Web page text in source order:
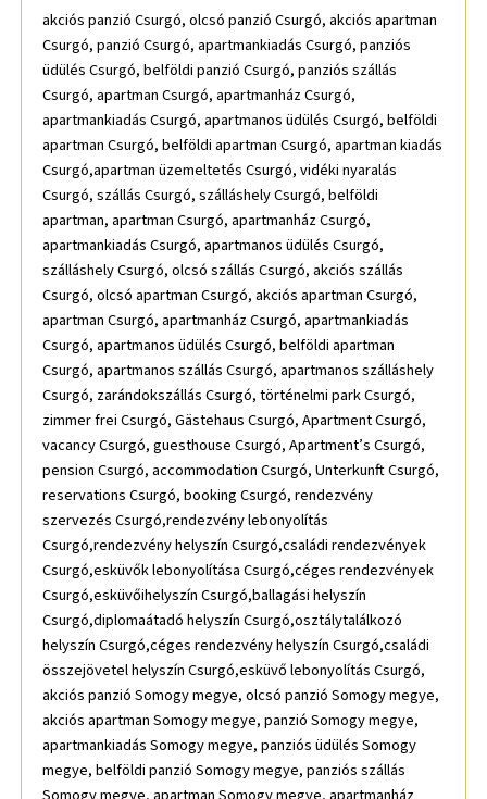
akciós panzió Csurgó, olcsó panzió Csurgó, akciós apartman
Csurgó, panzió Csurgó, apartmankiadás Csurgó, panziós
üdülés Csurgó, belföldi panzió Csurgó, panziós szállás
Csurgó, apartman Csurgó, apartmanház Csurgó,
apartmankiadás Csurgó, apartmanos üdülés Csurgó, belföldi
apartman Csurgó, belföldi apartman Csurgó, apartman kiadás
Csurgó,apartman üzemeltetés Csurgó, vidéki nyaralás
Csurgó, szállás Csurgó, szálláshely Csurgó, belföldi
apartman, apartman Csurgó, apartmanház Csurgó,
apartmankiadás Csurgó, apartmanos üdülés Csurgó,
szálláshely Csurgó, olcsó szállás Csurgó, akciós szállás
Csurgó, olcsó apartman Csurgó, akciós apartman Csurgó,
apartman Csurgó, apartmanház Csurgó, apartmankiadás
Csurgó, apartmanos üdülés Csurgó, belföldi apartman
Csurgó, apartmanos szállás Csurgó, apartmanos szálláshely
Csurgó, zarándokszállás Csurgó, történelmi park Csurgó,
zimmer frei Csurgó, Gästehaus Csurgó, Apartment Csurgó,
vacancy Csurgó, guesthouse Csurgó, Apartment’s Csurgó,
pension Csurgó, accommodation Csurgó, Unterkunft Csurgó,
reservations Csurgó, booking Csurgó, rendezvény
szervezés Csurgó,rendezvény lebonyolítás
Csurgó,rendezvény helyszín Csurgó,családi rendezvények
Csurgó,esküvők lebonyolítása Csurgó,céges rendezvények
Csurgó,esküvőihelyszín Csurgó,ballagási helyszín
Csurgó,diplomaátadó helyszín Csurgó,osztálytalálkozó
helyszín Csurgó,céges rendezvény helyszín Csurgó,családi
összejövetel helyszín Csurgó,esküvő lebonyolítás Csurgó,
akciós panzió Somogy megye, olcsó panzió Somogy megye,
akciós apartman Somogy megye, panzió Somogy megye,
apartmankiadás Somogy megye, panziós üdülés Somogy
megye, belföldi panzió Somogy megye, panziós szállás